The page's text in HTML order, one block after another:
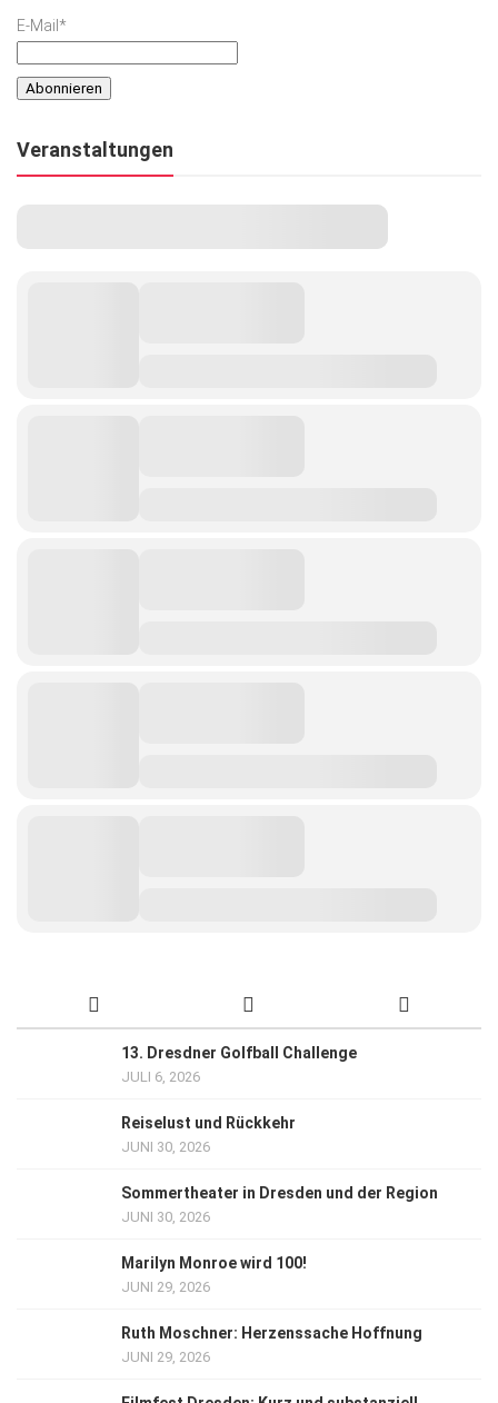
E-Mail*
Veranstaltungen
13. Dresdner Golfball Challenge
JULI 6, 2026
Reiselust und Rückkehr
JUNI 30, 2026
Sommertheater in Dresden und der Region
JUNI 30, 2026
Marilyn Monroe wird 100!
JUNI 29, 2026
Ruth Moschner: Herzenssache Hoffnung
JUNI 29, 2026